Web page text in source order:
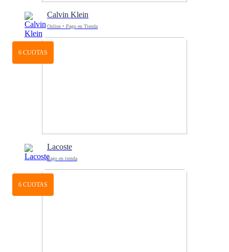
Calvin Klein
Online • Pago en Tienda
6 CUOTAS
Lacoste
Pago en tienda
6 CUOTAS